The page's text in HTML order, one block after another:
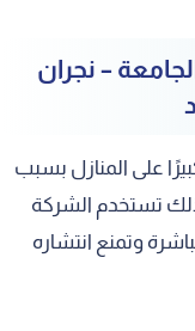
– نجران
على المنازل بسبب
تستخدم الشركة
وتمنع انتشاره